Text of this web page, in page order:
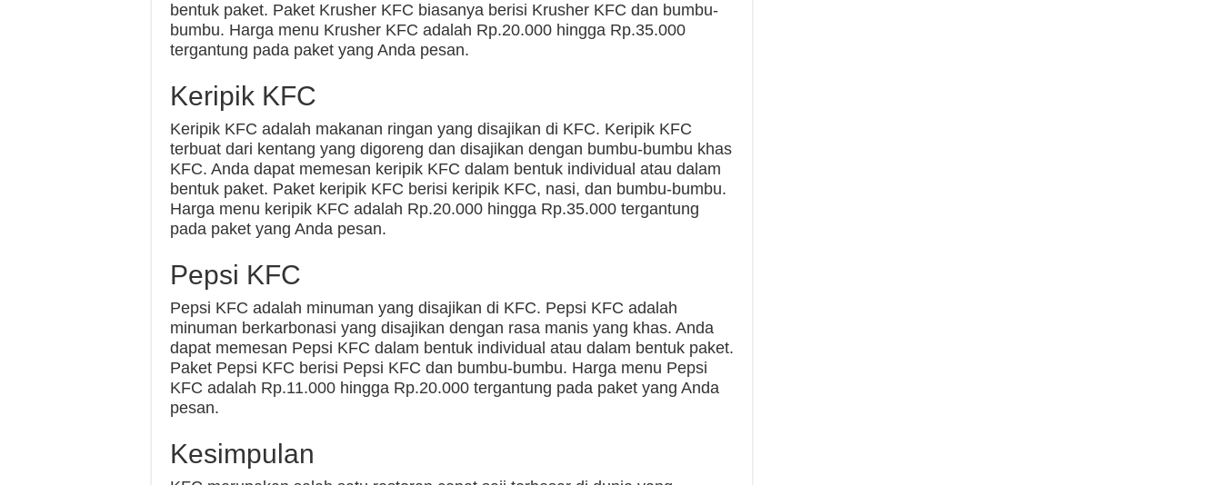
bentuk paket. Paket Krusher KFC biasanya berisi Krusher KFC dan bumbu-
bumbu. Harga menu Krusher KFC adalah Rp.20.000 hingga Rp.35.000
tergantung pada paket yang Anda pesan.
Keripik KFC
Keripik KFC adalah makanan ringan yang disajikan di KFC. Keripik KFC
terbuat dari kentang yang digoreng dan disajikan dengan bumbu-bumbu khas
KFC. Anda dapat memesan keripik KFC dalam bentuk individual atau dalam
bentuk paket. Paket keripik KFC berisi keripik KFC, nasi, dan bumbu-bumbu.
Harga menu keripik KFC adalah Rp.20.000 hingga Rp.35.000 tergantung
pada paket yang Anda pesan.
Pepsi KFC
Pepsi KFC adalah minuman yang disajikan di KFC. Pepsi KFC adalah
minuman berkarbonasi yang disajikan dengan rasa manis yang khas. Anda
dapat memesan Pepsi KFC dalam bentuk individual atau dalam bentuk paket.
Paket Pepsi KFC berisi Pepsi KFC dan bumbu-bumbu. Harga menu Pepsi
KFC adalah Rp.11.000 hingga Rp.20.000 tergantung pada paket yang Anda
pesan.
Kesimpulan